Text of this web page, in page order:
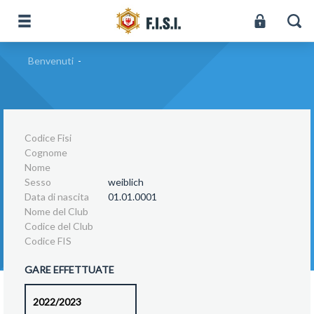
Benvenuti -
Codice Fisi
Cognome
Nome
Sesso
weiblich
Data di nascita
01.01.0001
Nome del Club
Codice del Club
Codice FIS
GARE EFFETTUATE